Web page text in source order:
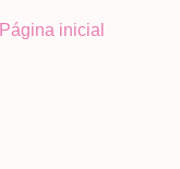
Página inicial